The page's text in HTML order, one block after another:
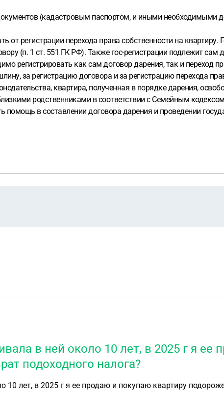
(кадастровым паспортом, и иными необходимыми
от регистрации перехода права собственности на
(п. 1 ст. 551 ГК РФ). Также гос-регистрации подлежит
регистрировать как сам договор дарения, так и переход
за регистрацию договора и за регистрацию перехода
квартира, полученная в порядке дарения,
родственниками в соответствии с Семейным
в составлении договора дарения и проведении
в ней около 10 лет, в 2025 г я ее
подоходного налога?
лет, в 2025 г я ее продаю и покупаю квартиру